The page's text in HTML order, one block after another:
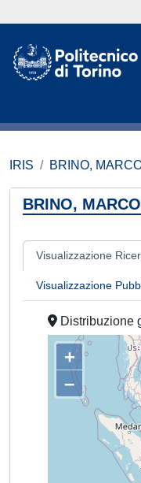
IRIS BRINO,
BRINO, MARCO
Visualizzazione
Visualizzazione
Distribuzione
+
–